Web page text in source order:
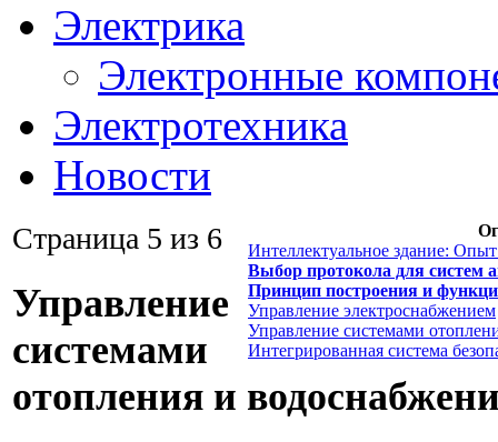
Электрика
Электронные
Электротехника
Новости
Интеллектуальное здание:
Выбор протокола для систем
Принцип построения и
Управление электроснабжением
Управление системами
Интегрированная система
Страница 5 из 6
Управление
системами
отопления и